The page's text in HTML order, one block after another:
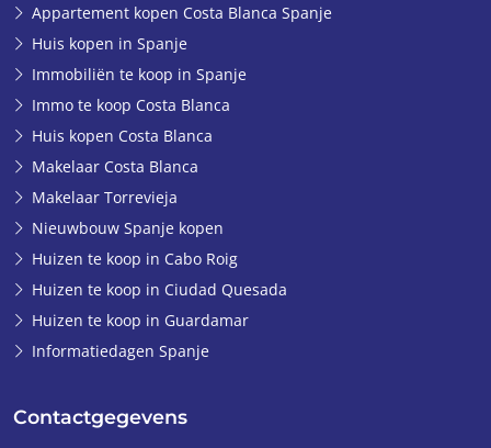
Appartement kopen Costa Blanca Spanje
Huis kopen in Spanje
Immobiliën te koop in Spanje
Immo te koop Costa Blanca
Huis kopen Costa Blanca
Makelaar Costa Blanca
Makelaar Torrevieja
Nieuwbouw Spanje kopen
Huizen te koop in Cabo Roig
Huizen te koop in Ciudad Quesada
Huizen te koop in Guardamar
Informatiedagen Spanje
Contactgegevens